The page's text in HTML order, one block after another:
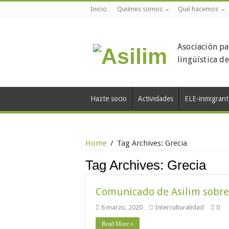
Inicio Quiénes somos Qué hacemos
Asociación
lingüística
Hazte socio Actividades ELE-
Home / Tag Archives: Grecia
Tag Archives: Grecia
Comunicado de Asilim
6 marzo, 2020 Interculturalidad 0
Read More »